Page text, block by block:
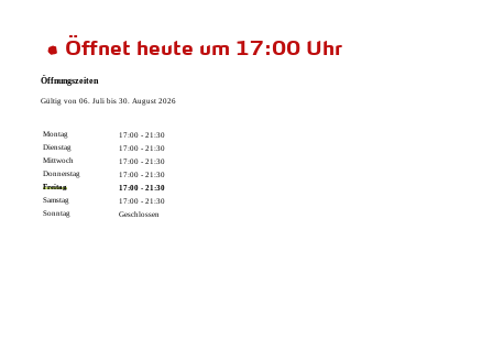
Öffnet heute um 17:00 Uhr
Öffnungszeiten
Gültig von 06. Juli bis 30. August 2026
Montag
17:00 - 21:30
Dienstag
17:00 - 21:30
Mittwoch
17:00 - 21:30
Donnerstag
17:00 - 21:30
Freitag
17:00 - 21:30
Samstag
17:00 - 21:30
Sonntag
Geschlossen